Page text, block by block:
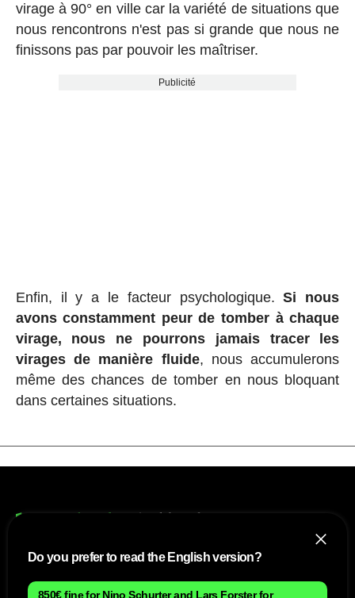
virage à 90° en ville car la variété de situations que
nous rencontrons n'est pas si grande que nous ne
finissons pas par pouvoir les maîtriser.
Publicité
Enfin, il y a le facteur psychologique.Si nous
avons constamment peur de tomber à chaque
virage, nous ne pourrons jamais tracer les
virages de manière fluide, nous accumulerons
même des chances de tomber en nous bloquant
dans certaines situations.
NOUS
Do you prefer to read the English version?
850€ fine for Nino Schurter and Lars Forster for